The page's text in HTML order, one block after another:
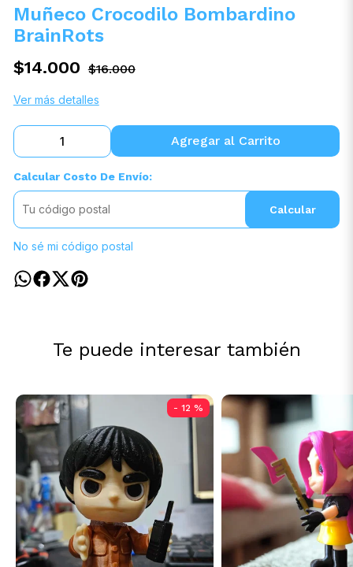
Muñeco Crocodilo Bombardino
BrainRots
$14.000 $16.000
Ver más detalles
Agregar al Carrito
Calcular Costo De Envío:
Calcular
No sé mi código postal
Te puede interesar también
- 12 %